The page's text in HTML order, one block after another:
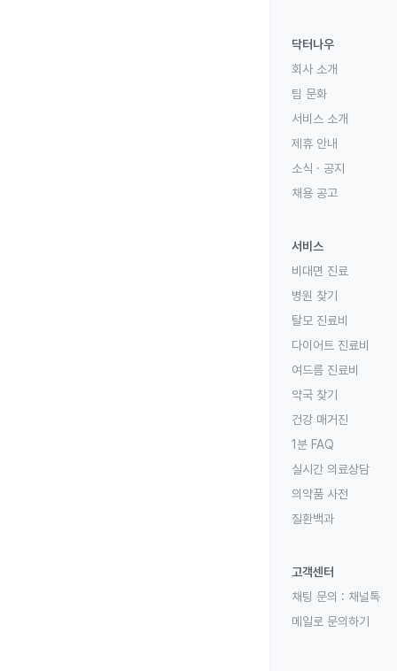
닥터나우
회사 소개
팀 문화
서비스 소개
제휴 안내
소식 · 공지
채용 공고
서비스
비대면 진료
병원 찾기
탈모 진료비
다이어트 진료비
여드름 진료비
약국 찾기
건강 매거진
1분 FAQ
실시간 의료상담
의약품 사전
질환백과
고객센터
채팅 문의 : 채널톡
메일로 문의하기